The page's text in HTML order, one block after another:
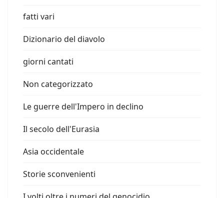
fatti vari
Dizionario del diavolo
giorni cantati
Non categorizzato
Le guerre dell'Impero in declino
Il secolo dell'Eurasia
Asia occidentale
Storie sconvenienti